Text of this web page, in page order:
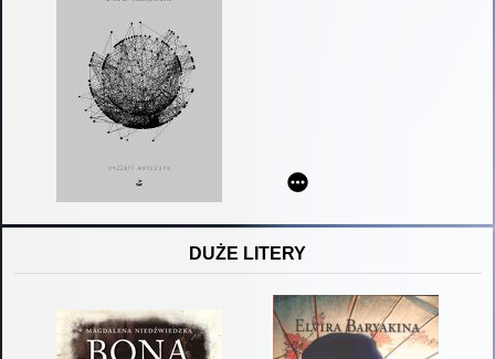
DUŻE LITERY